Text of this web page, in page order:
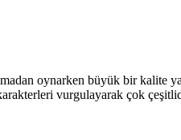
oynarken büyük bir kalite
vurgulayarak çok